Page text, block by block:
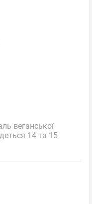
веганської
14 та 15